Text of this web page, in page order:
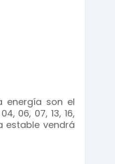
energía son el
06, 07, 13, 16,
estable vendrá